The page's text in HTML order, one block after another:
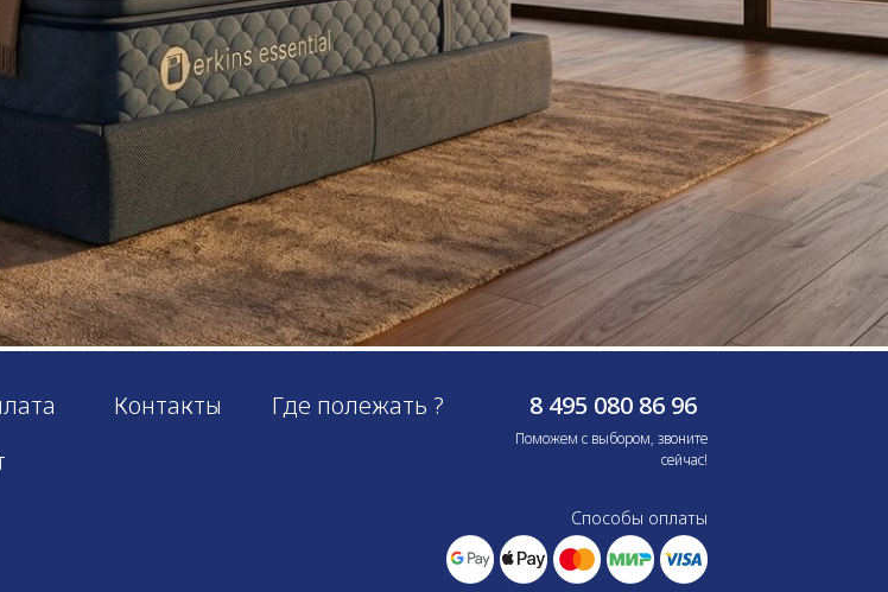
Контакты Где полежать ? 8 495 080 86 96
Поможем с выбором, звоните
сейчас!
Способы оплаты